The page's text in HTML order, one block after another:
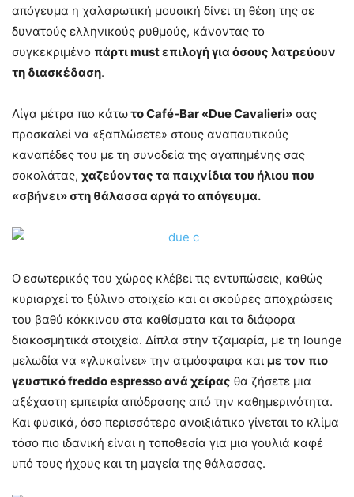
απόγευμα η χαλαρωτική μουσική δίνει τη θέση της σε
δυνατούς ελληνικούς ρυθμούς, κάνοντας το
συγκεκριμένο πάρτι must επιλογή για όσους λατρεύουν
τη διασκέδαση.
Λίγα μέτρα πιο κάτωτο Café-Bar «Due Cavalieri» σας
προσκαλεί να «ξαπλώσετε» στους αναπαυτικούς
καναπέδες του με τη συνοδεία της αγαπημένης σας
σοκολάτας, χαζεύοντας τα παιχνίδια του ήλιου που
«σβήνει» στη θάλασσα αργά το απόγευμα.
Ο εσωτερικός του χώρος κλέβει τις εντυπώσεις, καθώς
κυριαρχεί το ξύλινο στοιχείο και οι σκούρες αποχρώσεις
του βαθύ κόκκινου στα καθίσματα και τα διάφορα
διακοσμητικά στοιχεία. Δίπλα στην τζαμαρία, με τη lounge
μελωδία να «γλυκαίνει» την ατμόσφαιρα και με τον πιο
γευστικό freddo espresso ανά χείρας θα ζήσετε μια
αξέχαστη εμπειρία απόδρασης από την καθημερινότητα.
Και φυσικά, όσο περισσότερο ανοιξιάτικο γίνεται το κλίμα
τόσο πιο ιδανική είναι η τοποθεσία για μια γουλιά καφέ
υπό τους ήχους και τη μαγεία της θάλασσας.